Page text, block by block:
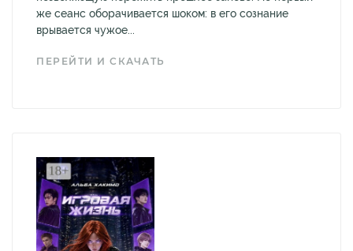
же сеанс оборачивается шоком: в его сознание
врывается чужое...
ПЕРЕЙТИ И СКАЧАТЬ